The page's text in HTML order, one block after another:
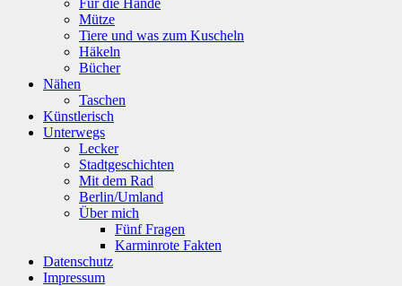
Für die Hände
Mütze
Tiere und was zum Kuscheln
Häkeln
Bücher
Nähen
Taschen
Künstlerisch
Unterwegs
Lecker
Stadtgeschichten
Mit dem Rad
Berlin/Umland
Über mich
Fünf Fragen
Karminrote Fakten
Datenschutz
Impressum